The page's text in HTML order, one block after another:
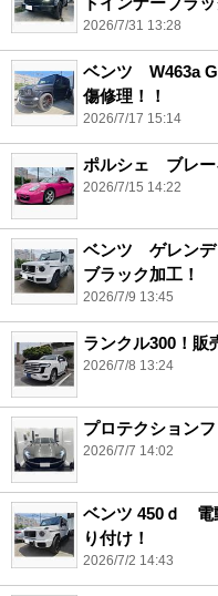
2026/7/31 13:28
ベンツ W463a
傷修理！！
2026/7/17 15:14
ポルシェ ブレー
2026/7/15 14:22
ベンツ ゲレン
ブラック加工！
2026/7/9 13:45
ランクル300！販
2026/7/8 13:24
プロテクション
2026/7/7 14:02
ベンツ 450ｄ 電
り付け！
2026/7/2 14:43